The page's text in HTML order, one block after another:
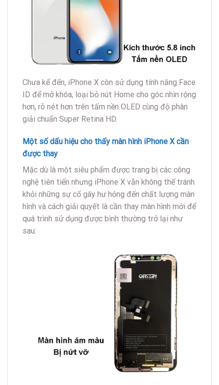
Chưa kể đến, iPhone X còn sử dụng tính năng Face
ID để mở khóa, loại bỏ nút Home cho góc nhìn rộng
hơn, rõ nét hơn trên tấm nền OLED cùng độ phân
giải chuẩn Super Retina HD.
Một số dấu hiệu cho thấy màn hình iPhone X cần
được thay
Mặc dù là một siêu phẩm được trang bị các công
nghệ tiên tiến nhưng iPhone X vẫn không thể tránh
khỏi những sự cố gây hư hỏng đến chất lượng màn
hình và cách giải quyết là cần thay màn hình mới để
quá trình sử dụng được bình thường trở lại như
sau: